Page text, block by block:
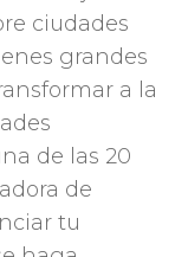
ciudades
grandes
a la
de las 20
de
tu